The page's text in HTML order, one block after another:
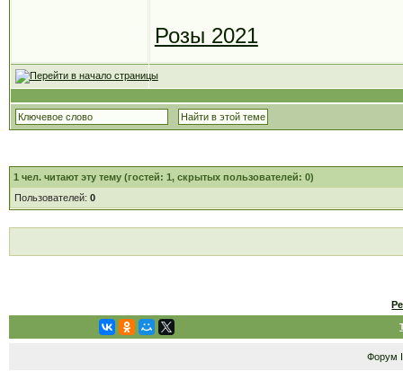
Розы 2021
1 чел. читают эту тему (гостей: 1, скрытых пользователей: 0)
Пользователей: 0
Форум